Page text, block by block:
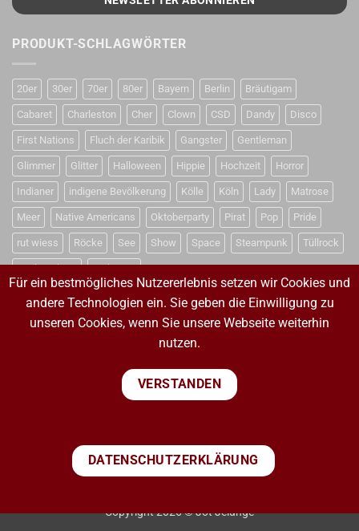
PRODUKT-SCHLAGWÖRTER
20er 30er 70er 80er Bayern Berlin Bräutigam
Cabaret Charleston Cher Clown CSD Dandy Disco
First Nations Fluch der Karibik Gangster Gentleman
Glimmer Glitter Halloween Hippie Hochzeit Horror
Indianer indigene Bevölkerung Kölle Köln Lady Matrose
Meer Native Americans Oktoberparty Pirat Pop Pride
rut wiess Röcke See Show Space Steampunk Tüllrock
Weihnachten Weltraum
VERTRAG WIDERRUFEN
VERTRAG WIDERRUFEN
PayPal Visa MasterCard
Sepa
IMPRESSUM WIDERRUFSBELEHRUNG
AGB
Copyright 2026 © Jot Jelunge
Für ein bestmögliches Nutzererlebnis setzen wir Cookies und
andere Technologien ein. Sie geben die Einwilligung zu
unseren Cookies, wenn Sie unsere Webseite weiterhin
nutzen.
VERSTANDEN
DATENSCHUTZERKLÄRUNG